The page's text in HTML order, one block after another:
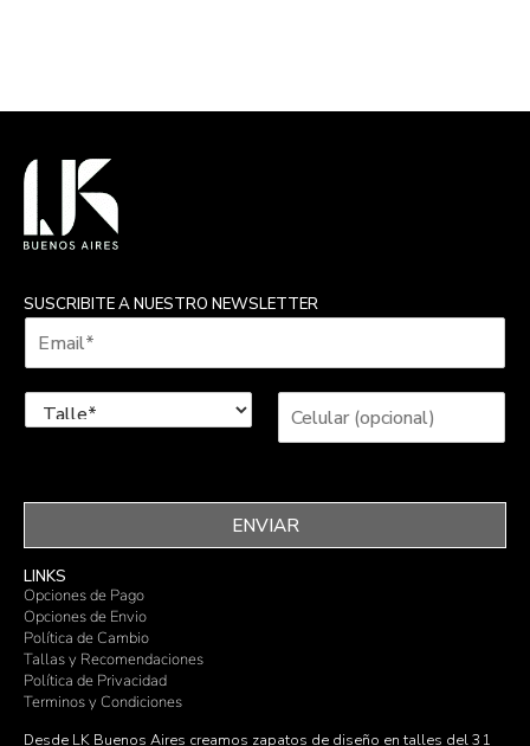
SUSCRIBITE A NUESTRO NEWSLETTER
ENVIAR
LINKS
Opciones de Pago
Opciones de Envio
Política de Cambio
Tallas y Recomendaciones
Política de Privacidad
Terminos y Condiciones
Desde LK Buenos Aires creamos zapatos de diseño en talles del 31